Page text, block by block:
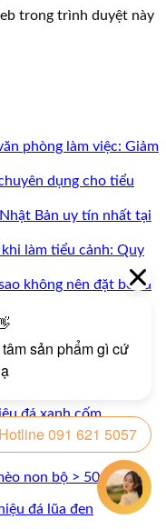
trong trình duyệt này
phòng làm việc: Giảm
dụng cho tiểu
Bản uy tín nhất tại
làm tiểu cảnh: Quy
không nên đặt bể cá
đá xanh cốm
đá xanh cốm
non bộ > 50cm
non bộ > 50cm
đá lũa đen